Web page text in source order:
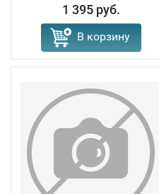
1 395 руб.
В корзину